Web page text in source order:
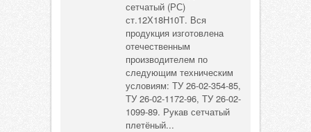
сетчатый (РС)
ст.12Х18Н10Т. Вся
продукция изготовлена
отечественным
производителем по
следующим техническим
условиям: ТУ 26-02-354-85,
ТУ 26-02-1172-96, ТУ 26-02-
1099-89. Рукав сетчатый
плетёный...